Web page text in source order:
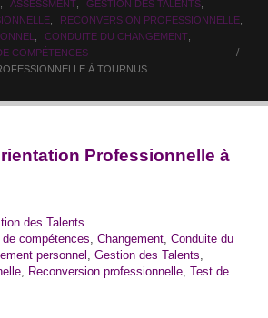
ASSESSMENT GESTION DES TALENTS
RECONVERSION PROFESSIONNELLE
CONDUITE DU CHANGEMENT
COMPÉTENCES
À TOURNUS
Professionnelle à
des Talents
de compétences Changement, Conduite du
personnel Gestion des Talents
Reconversion professionnelle Test de